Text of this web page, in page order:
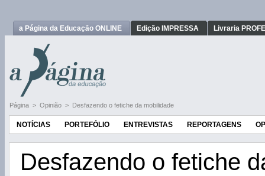
a Página da Educação ONLINE Edição IMPRESSA Livraria
Página > Opinião > Desfazendo o fetiche da mobilidade
NOTÍCIAS PORTEFÓLIO ENTREVISTAS REPORTAGENS
Desfazendo o fetiche